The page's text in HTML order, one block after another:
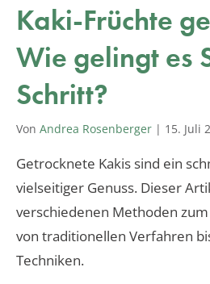
Kaki-Früchte
Wie gelingt es
Schritt?
Von Andrea Rosenberger | 15. Juli
Getrocknete Kakis sind ein
vielseitiger Genuss. Dieser
verschiedenen Methoden zum
von traditionellen Verfahren
Techniken.